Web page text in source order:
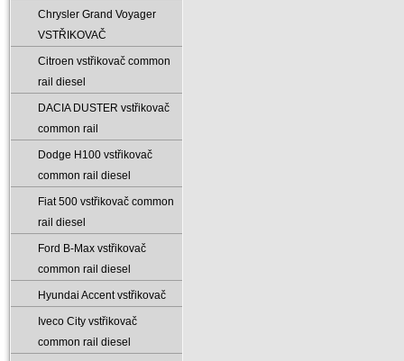
Chrysler Grand Voyager
VSTŘIKOVAČ
Citroen vstřikovač common
rail diesel
DACIA DUSTER vstřikovač
common rail
Dodge H100 vstřikovač
common rail diesel
Fiat 500 vstřikovač common
rail diesel
Ford B-Max vstřikovač
common rail diesel
Hyundai Accent vstřikovač
Iveco City vstřikovač
common rail diesel